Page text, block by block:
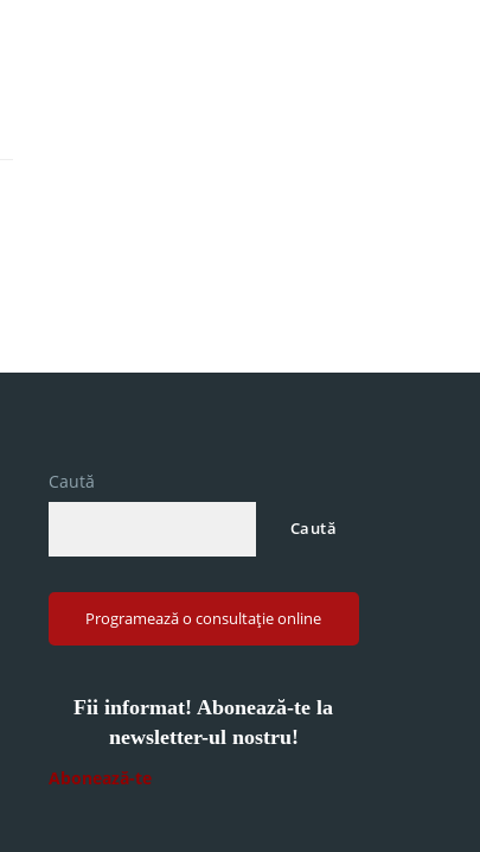
Caută
Caută
Programează o consultație online
Fii informat! Abonează-te la
newsletter-ul nostru!
Abonează-te